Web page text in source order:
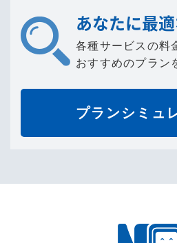
あなたに最
各種サービスの料
おすすめのプラン
プランシミュ